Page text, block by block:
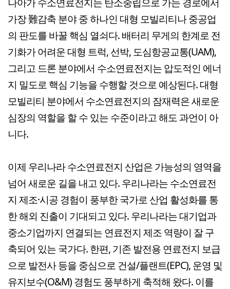
가장 難감축 분야 중 하나인 대형 모빌리티나 중공업
의 판도를 바꿀 핵심 열쇠다. 배터리 무게의 한계로 전
기화가 어려운 대형 트럭, 선박, 도심항공교통(UAM),
그리고 드론 분야에서 수소연료전지는 압도적인 에너
지 밀도로 핵심 기능을 수행할 것으로 예상된다. 대형
모빌리티 분야에서 수소연료전지의 잠재력은 새로운
심장의 역할을 할 수 있는 수준이라고 해도 과언이 아
니다.
이제 우리나라 수소연료전지 산업은 가능성의 영역을
넘어 새로운 길을 내고 있다. 우리나라는 수소연료전
지 제조·시공 경험이 풍부한 국가로 산업 활성화를 통
한 해외 진출이 기대되고 있다. 우리나라는 대기업과
중소기업까지 연결되는 연료전지 제조 역량이 잘 구
축되어 있는 국가다. 한편, 기존 발전용 연료전지 보급
으로 발전사 등을 중심으로 건설/플랜트(EPC), 운영 및
유지보수(O&M) 경험도 풍부하게 축적해 왔다. 이를